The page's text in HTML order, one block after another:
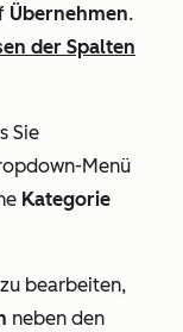
Übernehmen.
der Spalten
Sie
Menü
Kategorie
bearbeiten,
neben den